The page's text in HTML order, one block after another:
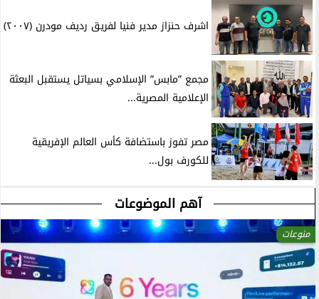
اشرف حنزاز مدير فنيا لفريق رديف مودرن (٢٠٠٧)
مجمع ”مابس” الإسلامي بسياتل يستقبل البعثة
الإعلامية المصرية...
مصر تفوز باستضافة كأس العالم الإفريقية
للكورف بول...
آهم الموضوعات
منوعات